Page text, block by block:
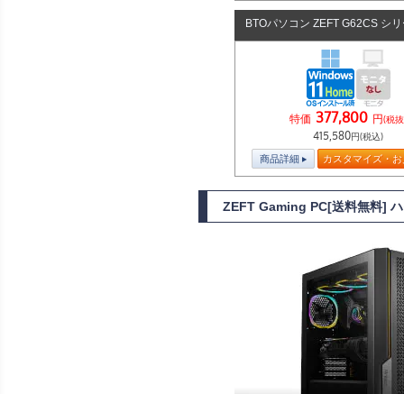
BTOパソコン ZEFT G62CS シ
特価 377,800 円(税
415,580円(税込)
商品詳細 カスタマイズ・
ZEFT Gaming PC[送料無料]